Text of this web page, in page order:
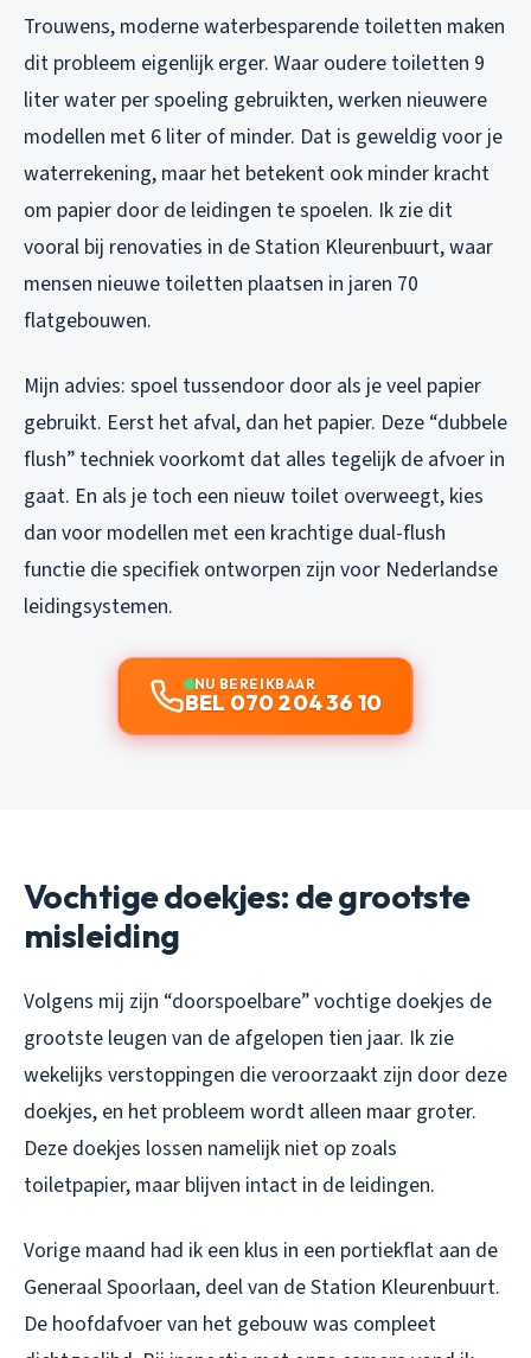
Trouwens, moderne waterbesparende toiletten maken
dit probleem eigenlijk erger. Waar oudere toiletten 9
liter water per spoeling gebruikten, werken nieuwere
modellen met 6 liter of minder. Dat is geweldig voor je
waterrekening, maar het betekent ook minder kracht
om papier door de leidingen te spoelen. Ik zie dit
vooral bij renovaties in de Station Kleurenbuurt, waar
mensen nieuwe toiletten plaatsen in jaren 70
flatgebouwen.
Mijn advies: spoel tussendoor door als je veel papier
gebruikt. Eerst het afval, dan het papier. Deze “dubbele
flush” techniek voorkomt dat alles tegelijk de afvoer in
gaat. En als je toch een nieuw toilet overweegt, kies
dan voor modellen met een krachtige dual-flush
functie die specifiek ontworpen zijn voor Nederlandse
leidingsystemen.
NU BEREIKBAAR
BEL 070 204 36 10
Vochtige doekjes: de grootste
misleiding
Volgens mij zijn “doorspoelbare” vochtige doekjes de
grootste leugen van de afgelopen tien jaar. Ik zie
wekelijks verstoppingen die veroorzaakt zijn door deze
doekjes, en het probleem wordt alleen maar groter.
Deze doekjes lossen namelijk niet op zoals
toiletpapier, maar blijven intact in de leidingen.
Vorige maand had ik een klus in een portiekflat aan de
Generaal Spoorlaan, deel van de Station Kleurenbuurt.
De hoofdafvoer van het gebouw was compleet